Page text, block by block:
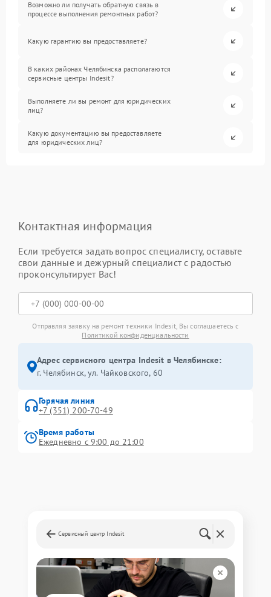
Возможно ли получать обратную связь в
процессе выполнения ремонтных работ?
Какую гарантию вы предоставляете?
В каких районах Челябинска располагаются
сервисные центры Indesit?
Выполняете ли вы ремонт для юридических
лиц?
Какую документацию вы предоставляете
для юридических лиц?
Контактная информация
Если требуется задать вопрос специалисту, оставьте
свои данные и дежурный специалист с радостью
проконсультирует Вас!
Отправляя заявку на ремонт техники Indesit, Вы соглашаетесь с
Политикой конфиденциальности
Адрес сервисного центра Indesit в Челябинске:
г. Челябинск, ул. Чайковского, 60
Горячая линия
+7 (351) 200-70-49
Время работы
Ежедневно с 9:00 до 21:00
Сервисный центр Indesit